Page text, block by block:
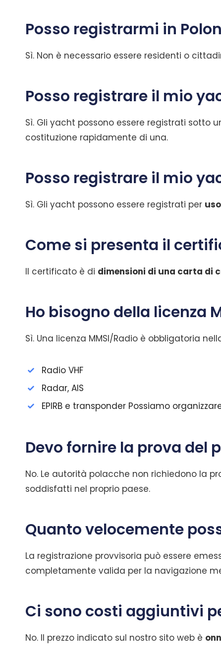
Posso registrarmi in
Sì. Non è necessario essere residenti o
Posso registrare il mio
Sì. Gli yacht possono essere registrati sotto
costituzione rapidamente di una.
Posso registrare il mio
Sì. Gli yacht possono essere registrati per
Come si presenta il
Il certificato è di dimensioni di una carta di
Ho bisogno della licenza
Sì. Una licenza MMSI/Radio è obbligatoria
Radio VHF
Radar, AIS
EPIRB e transponder Possiamo
Devo fornire la prova del
No. Le autorità polacche non richiedono la
soddisfatti nel proprio paese.
Quanto velocemente
La registrazione provvisoria può essere
completamente valida per la navigazione
Ci sono costi aggiuntivi
No. Il prezzo indicato sul nostro sito web è